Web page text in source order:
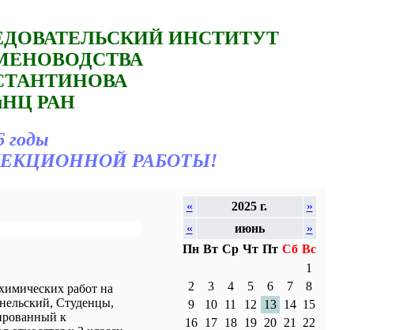
ИНСТИТУТ
РАН
годы
РАБОТЫ!
« 2025 г.
»
«
июнь
»
Пн Вт Ср Чт Пт Сб Вс
1
2
3 4 5 6 7
8
9
10 11 12 13 14 15
16
17 18 19 20 21
22
работ на
Студенцы,
к